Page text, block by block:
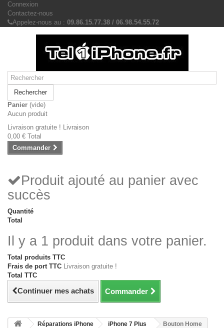
Connexion
Contactez-nous
Appelez-nous au : 09.86.15.77.38 / 06.98.54.55.72
Rechercher
Panier (vide)
Aucun produit
Livraison gratuite ! Livraison
0,00 € Total
Commander
Produit ajouté au panier avec
succès
Quantité
Total
Il y a 1 produit dans votre panier.
Total produits TTC
Frais de port TTC Livraison gratuite !
Total TTC
Continuer mes achats Commander
Réparations iPhone iPhone 7 Plus Bouton Home